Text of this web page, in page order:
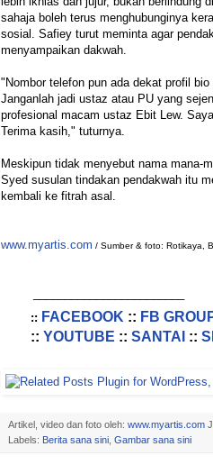
sahaja boleh terus menghubunginya
sosial. Safiey turut meminta agar
menyampaikan dakwah.
"Nombor telefon pun ada dekat profil
Janganlah jadi ustaz atau PU yang
profesional macam ustaz Ebit Lew.
Terima kasih," tuturnya.
Meskipun tidak menyebut nama mana-
Syed susulan tindakan pendakwah itu
kembali ke fitrah asal.
www.myartis.com / Sumber & foto: Rotikaya,
:: FACEBOOK :: FB
:: YOUTUBE :: SANTAI ::
Artikel, video dan foto oleh: www.myartis.com
Labels: Berita sana sini Gambar sana sini